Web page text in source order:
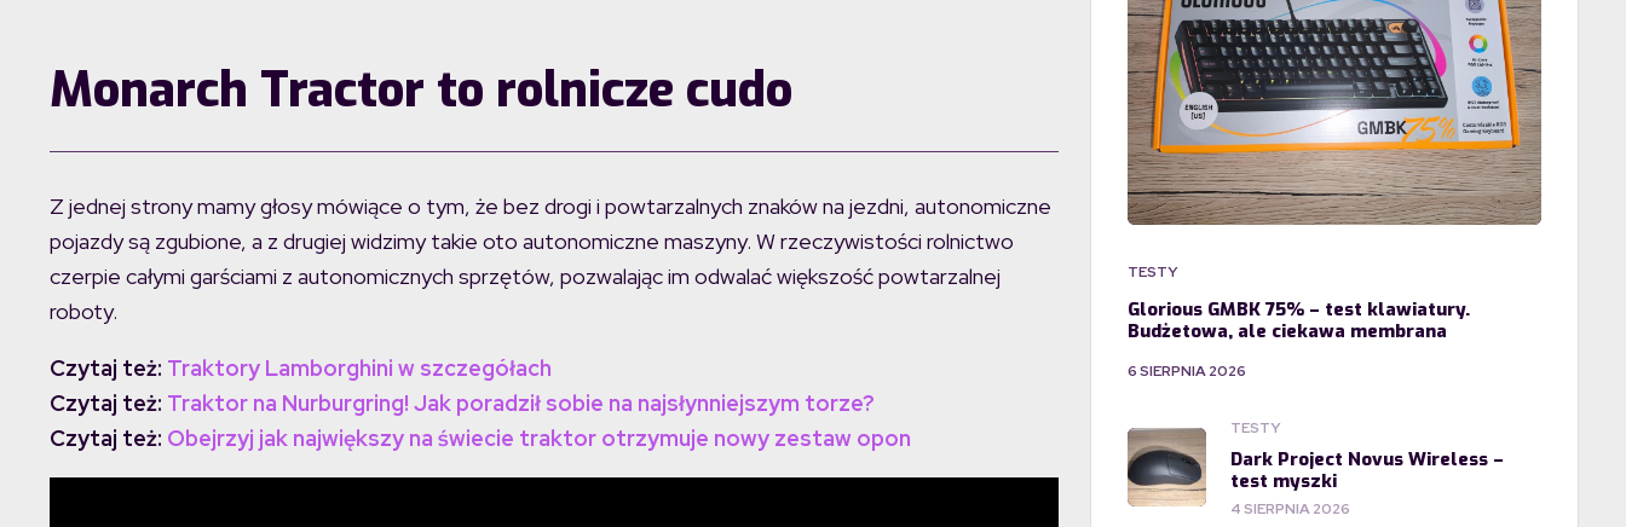
Monarch Tractor to rolnicze cudo
Z jednej strony mamy głosy mówiące o tym, że bez drogi i powtarzalnych znaków na jezdni, autonomiczne
pojazdy są zgubione, a z drugiej widzimy takie oto autonomiczne maszyny. W rzeczywistości rolnictwo
czerpie całymi garściami z autonomicznych sprzętów, pozwalając im odwalać większość powtarzalnej
roboty.
Czytaj też: Traktory Lamborghini w szczegółach
Czytaj też: Traktor na Nurburgring! Jak poradził sobie na najsłynniejszym torze?
Czytaj też: Obejrzyj jak największy na świecie traktor otrzymuje nowy zestaw opon
TESTY
Glorious GMBK 75% – test klawiatury.
Budżetowa, ale ciekawa membrana
6 SIERPNIA 2026
TESTY
Dark Project Novus Wireless –
test myszki
4 SIERPNIA 2026